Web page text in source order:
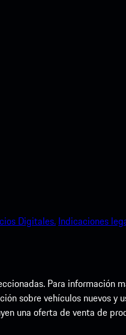
Digitales. Indicaciones
Para información
sobre vehículos nuevos y
una oferta de venta de